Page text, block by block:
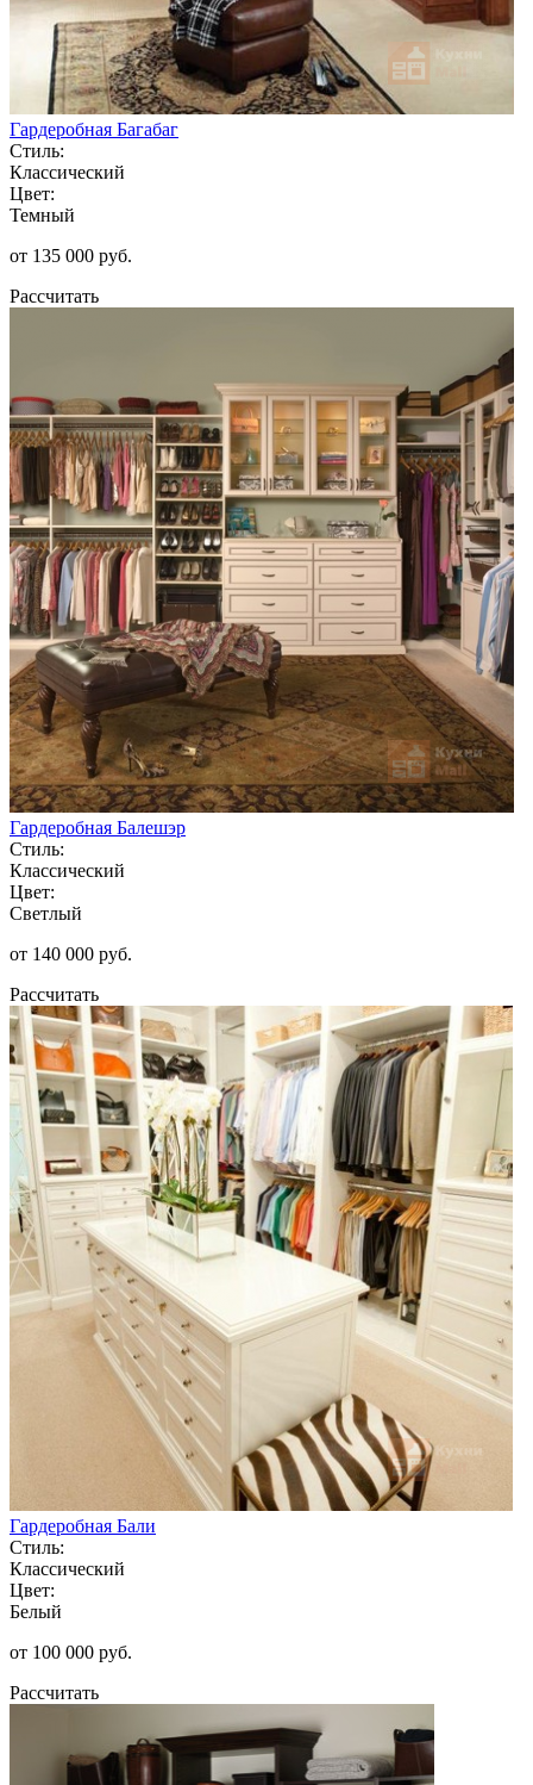
Гардеробная Багабаг
Стиль:
Классический
Цвет:
Темный
от 135 000 руб.
Рассчитать
Гардеробная Балешэр
Стиль:
Классический
Цвет:
Светлый
от 140 000 руб.
Рассчитать
Гардеробная Бали
Стиль:
Классический
Цвет:
Белый
от 100 000 руб.
Рассчитать